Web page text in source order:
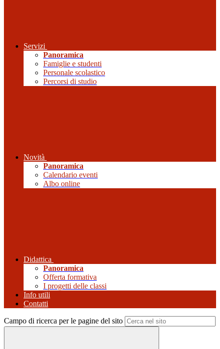
Servizi
Panoramica
Famiglie e studenti
Personale scolastico
Percorsi di studio
Novità
Panoramica
Calendario eventi
Albo online
Didattica
Panoramica
Offerta formativa
I progetti delle classi
Info utili
Contatti
Campo di ricerca per le pagine del sito